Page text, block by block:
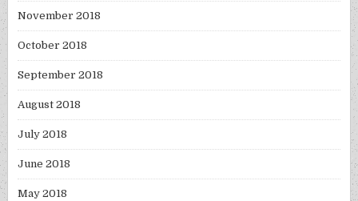
November 2018
October 2018
September 2018
August 2018
July 2018
June 2018
May 2018